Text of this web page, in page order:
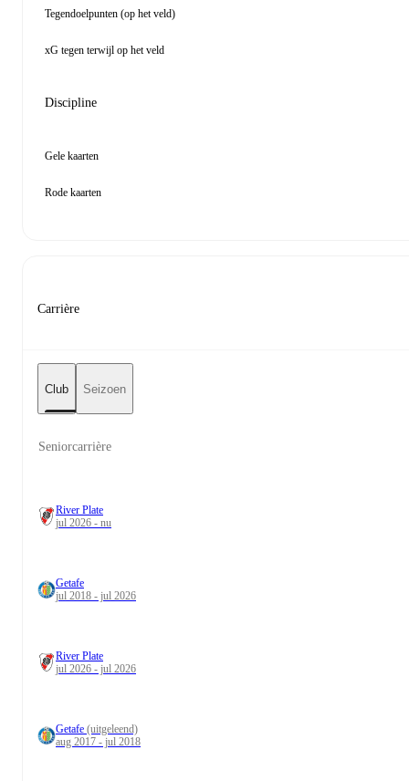
Tegendoelpunten (op het veld)
xG tegen terwijl op het veld
Discipline
Gele kaarten
Rode kaarten
Carrière
Club Seizoen
Seniorcarrière
River Plate
jul 2026 - nu
Getafe
jul 2018 - jul 2026
River Plate
jul 2026 - jul 2026
Getafe (uitgeleend)
aug 2017 - jul 2018